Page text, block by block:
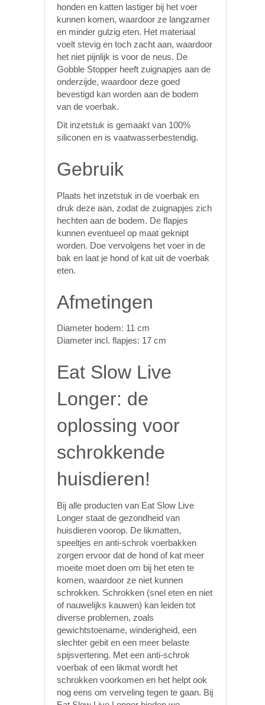
honden en katten lastiger bij het voer
kunnen komen, waardoor ze langzamer
en minder gulzig eten. Het materiaal
voelt stevig en toch zacht aan, waardoor
het niet pijnlijk is voor de neus. De
Gobble Stopper heeft zuignapjes aan de
onderzijde, waardoor deze goed
bevestigd kan worden aan de bodem
van de voerbak.
Dit inzetstuk is gemaakt van 100%
siliconen en is vaatwasserbestendig.
Gebruik
Plaats het inzetstuk in de voerbak en
druk deze aan, zodat de zuignapjes zich
hechten aan de bodem. De flapjes
kunnen eventueel op maat geknipt
worden. Doe vervolgens het voer in de
bak en laat je hond of kat uit de voerbak
eten.
Afmetingen
Diameter bodem: 11 cm
Diameter incl. flapjes: 17 cm
Eat Slow Live
Longer: de
oplossing voor
schrokkende
huisdieren!
Bij alle producten van Eat Slow Live
Longer staat de gezondheid van
huisdieren voorop. De likmatten,
speeltjes en anti-schrok voerbakken
zorgen ervoor dat de hond of kat meer
moeite moet doen om bij het eten te
komen, waardoor ze niet kunnen
schrokken. Schrokken (snel eten en niet
of nauwelijks kauwen) kan leiden tot
diverse problemen, zoals
gewichtstoename, winderigheid, een
slechter gebit en een meer belaste
spijsvertering. Met een anti-schrok
voerbak of een likmat wordt het
schrokken voorkomen en het helpt ook
nog eens om verveling tegen te gaan. Bij